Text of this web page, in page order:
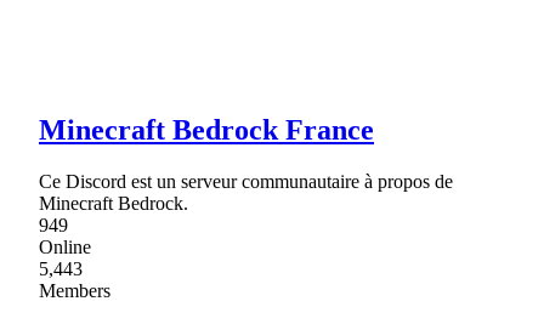
Minecraft Bedrock France
Ce Discord est un serveur communautaire à propos de
Minecraft Bedrock.
949
Online
5,443
Members